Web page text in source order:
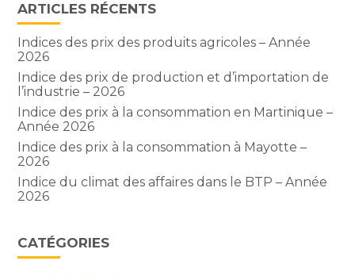
ARTICLES RÉCENTS
Indices des prix des produits agricoles – Année
2026
Indice des prix de production et d’importation de
l’industrie – 2026
Indice des prix à la consommation en Martinique –
Année 2026
Indice des prix à la consommation à Mayotte –
2026
Indice du climat des affaires dans le BTP – Année
2026
CATÉGORIES